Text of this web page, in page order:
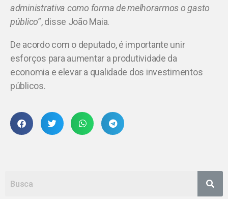
administrativa como forma de melhorarmos o gasto
público”, disse João Maia.
De acordo com o deputado, é importante unir
esforços para aumentar a produtividade da
economia e elevar a qualidade dos investimentos
públicos.